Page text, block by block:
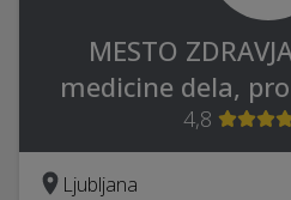
MESTO
medicine dela,
4,8
Ljubljana